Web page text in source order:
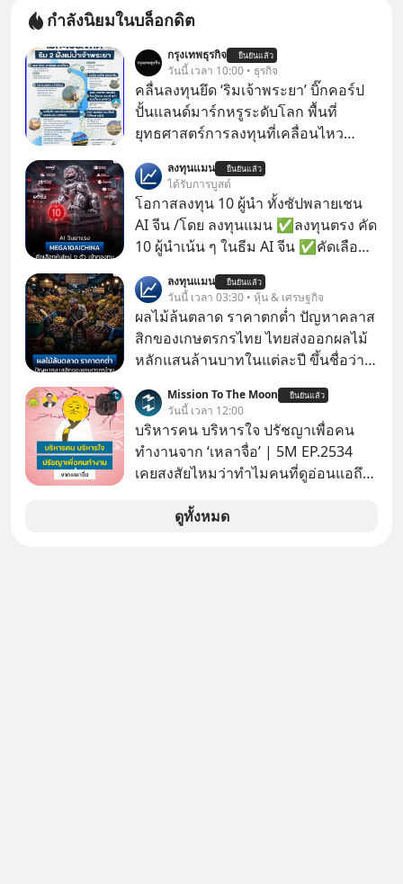
กำลังนิยมในบล็อกดิต
กรุงเทพธุรกิจ ยืนยันแล้ว
วันนี้ เวลา 10:00 • ธุรกิจ
คลื่นลงทุนยึด ‘ริมเจ้าพระยา’ บิ๊กคอร์ป
ปั้นแลนด์มาร์กหรูระดับโลก พื้นที่
ยุทธศาสตร์การลงทุนที่เคลื่อนไหว
แม่น้ำเจ้าพระยา” นับเป็นคลื่นการลงทุน
ลูกที่ 2 ในการพัฒนาการท่องเที่ยว 2 ฝั่ง
แม่น้ำเจ้าพระยา ต่อจาก “ไอคอนสยาม
โมเดล” ภายใต้ 3 พันธมิตรร่วมทุน
บริษัท สยามพิวรรธน์ จำกัด, แมกโนเลีย
ควอลิตี้ ดีเวล็อปเม้นต์ คอร์ปอเรชั่น และ
เครือเจริญโภคภัณฑ์
ลงทุนแมน ยืนยันแล้ว
ได้รับการบูสต์
โอกาสลงทุน 10 ผู้นำ ทั้งซัปพลายเชน
AI จีน /โดย ลงทุนแมน ✅ลงทุนตรง คัด
10 ผู้นำเน้น ๆ ในธีม AI จีน ✅คัดเลือก
เจ้าของผู้นำ AI จีน ตั้งแต่โรงงานผลิตชิป
หน่วยความจำ โมเดล AI ยันหุ่นยนต์
✅ได้การรับยกเว้นภาษี Capital Gain
ตามกฎหมายภาษีของประเทศไทย
ลงทุนแมน ยืนยันแล้ว
วันนี้ เวลา 03:30 • หุ้น & เศรษฐกิจ
ผลไม้ล้นตลาด ราคาตกต่ำ ปัญหาคลาส
สิกของเกษตรกรไทย ไทยส่งออกผลไม้
หลักแสนล้านบาทในแต่ละปี ขึ้นชื่อว่า
เบอร์ต้น ๆ ของโลก
Mission To The Moon ยืนยันแล้ว
วันนี้ เวลา 12:00
บริหารคน บริหารใจ ปรัชญาเพื่อคน
ทำงานจาก ‘เหลาจื่อ’ | 5M EP.2534
เคยสงสัยไหมว่าทำไมคนที่ดูอ่อนแอถึง
สถานการณ์ แล้วทำไมคนที่ไม่ออกแรง
ดูทั้งหมด